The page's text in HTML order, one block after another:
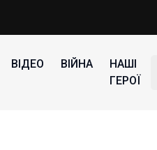
ВІДЕО ВІЙНА
НАШІ
ГЕРОЇ